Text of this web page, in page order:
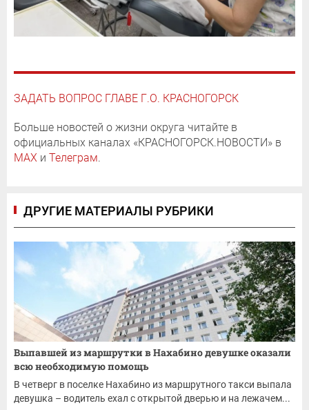
ЗАДАТЬ ВОПРОС ГЛАВЕ Г.О. КРАСНОГОРСК
Больше новостей о жизни округа читайте в
официальных каналах «КРАСНОГОРСК.НОВОСТИ» в
MAX и Телеграм.
ДРУГИЕ МАТЕРИАЛЫ РУБРИКИ
Выпавшей из маршрутки в Нахабино девушке оказали
всю необходимую помощь
В четверг в поселке Нахабино из маршрутного такси выпала
девушка – водитель ехал с открытой дверью и на лежачем...